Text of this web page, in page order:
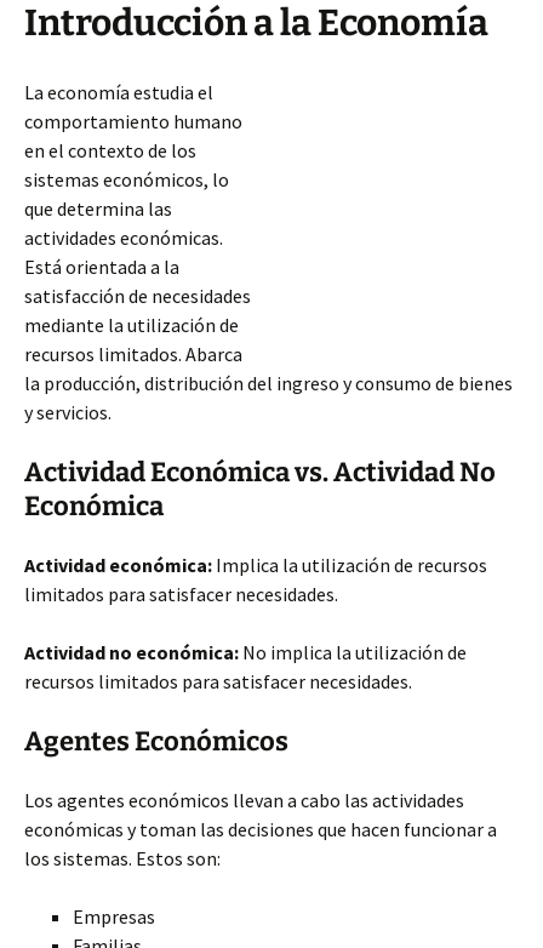
Introducción a la Economía
La economía estudia el
comportamiento humano
en el contexto de los
sistemas económicos, lo
que determina las
actividades económicas.
Está orientada a la
satisfacción de necesidades
mediante la utilización de
recursos limitados. Abarca
la producción, distribución del ingreso y consumo de bienes
y servicios.
Actividad Económica vs. Actividad No
Económica
Actividad económica: Implica la utilización de recursos
limitados para satisfacer necesidades.
Actividad no económica: No implica la utilización de
recursos limitados para satisfacer necesidades.
Agentes Económicos
Los agentes económicos llevan a cabo las actividades
económicas y toman las decisiones que hacen funcionar a
los sistemas. Estos son:
Empresas